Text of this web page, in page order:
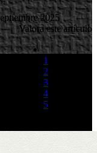
2025
Valora este artículo
1
2
3
4
5